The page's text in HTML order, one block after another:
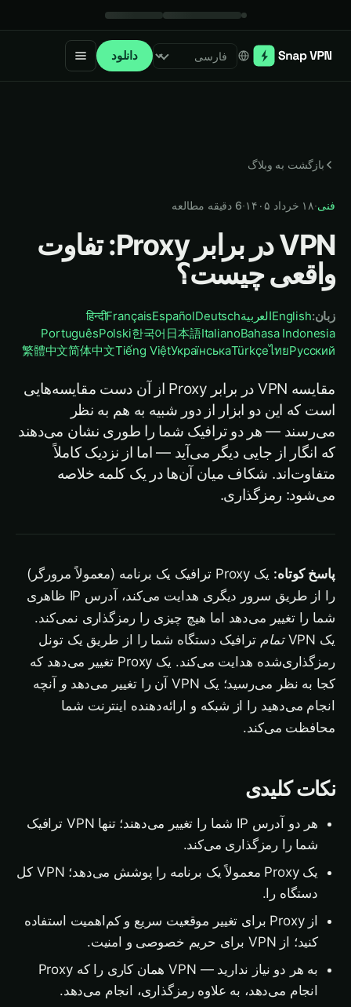
Select language دانلود
بازگشت به وبلاگ
فنی·۱۸ خرداد ۱۴۰۵ ·
6 دقیقه مطالعه
VPN در برابر Proxy: تفاوت
واقعی چیست؟
زبان:
EnglishالعربيةDeutsch
Español
Français
हिन्दी
Bahasa Indonesia
Italiano
日本語
한국어
Polski
Português
Русский
ไทย
Türkçe
Українська
Tiếng Việt
简体中文
繁體中文
مقایسه VPN در برابر Proxy از آن دست مقایسه‌هایی
است که این دو ابزار از دور شبیه به هم به نظر
می‌رسند — هر دو ترافیک شما را طوری نشان می‌دهند
که انگار از جایی دیگر می‌آید — اما از نزدیک کاملاً
متفاوت‌اند. شکاف میان آن‌ها در یک کلمه خلاصه
می‌شود: رمزگذاری.
پاسخ کوتاه:
یک Proxy ترافیک یک برنامه (معمولاً مرورگر)
را از طریق سرور دیگری هدایت می‌کند، آدرس IP ظاهری
شما را تغییر می‌دهد اما هیچ چیزی را رمزگذاری نمی‌کند.
یک VPN
تمام ترافیک دستگاه شما را از طریق یک تونل
رمزگذاری‌شده هدایت می‌کند. یک Proxy تغییر می‌دهد که
کجا به نظر می‌رسید؛ یک VPN آن را تغییر می‌دهد
و
آنچه
انجام می‌دهید را از شبکه و ارائه‌دهنده اینترنت شما
محافظت می‌کند.
نکات کلیدی
هر دو آدرس IP شما را تغییر می‌دهند؛ تنها VPN ترافیک
شما را رمزگذاری می‌کند.
یک Proxy معمولاً یک برنامه را پوشش می‌دهد؛ VPN کل
دستگاه را.
از Proxy برای تغییر موقعیت سریع و کم‌اهمیت استفاده
کنید؛ از VPN برای حریم خصوصی و امنیت.
به هر دو نیاز ندارید — VPN همان کاری را که Proxy
انجام می‌دهد، به علاوه رمزگذاری، انجام می‌دهد.